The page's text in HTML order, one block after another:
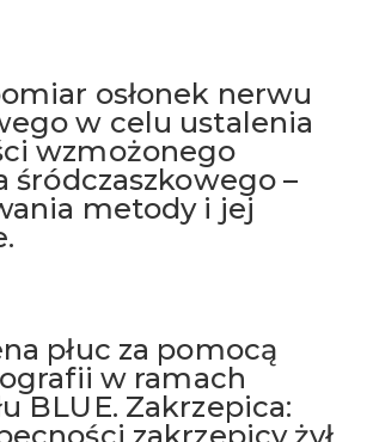
osłonek nerwu
w celu ustalenia
wzmożonego
śródczaszkowego –
metody i jej
płuc za pomocą
w ramach
BLUE. Zakrzepica:
zakrzepicy żył